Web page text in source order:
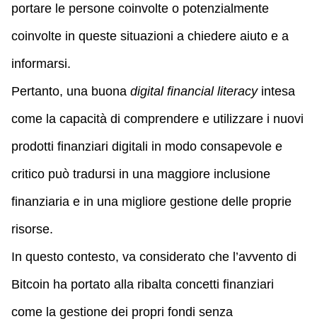
portare le persone coinvolte o potenzialmente
coinvolte in queste situazioni a chiedere aiuto e a
informarsi.
Pertanto, una buona digital financial literacyintesa
come la capacità di comprendere e utilizzare i nuovi
prodotti finanziari digitali in modo consapevole e
critico può tradursi in una maggiore inclusione
finanziaria e in una migliore gestione delle proprie
risorse.
In questo contesto, va considerato che l’avvento di
Bitcoin ha portato alla ribalta concetti finanziari
come la gestione dei propri fondi senza